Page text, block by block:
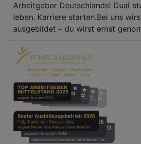
Arbeitgeber Deutschlands! Dual
leben. Karriere starten.Bei uns
ausgebildet – du wirst ernst